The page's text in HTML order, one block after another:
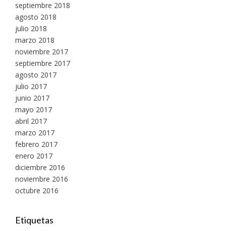
septiembre 2018
agosto 2018
julio 2018
marzo 2018
noviembre 2017
septiembre 2017
agosto 2017
julio 2017
junio 2017
mayo 2017
abril 2017
marzo 2017
febrero 2017
enero 2017
diciembre 2016
noviembre 2016
octubre 2016
Etiquetas